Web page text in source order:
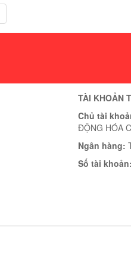
TÀI KHOẢN
Chủ tài
ĐỘNG HÓA
Ngân hàng:
Số tài khoản: